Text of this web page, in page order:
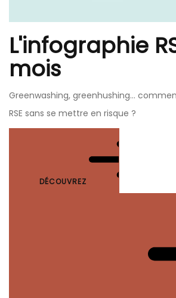
L'infographie
mois
Greenwashing, greenhushing…
RSE sans se mettre en risque ?
DÉCOUVREZ